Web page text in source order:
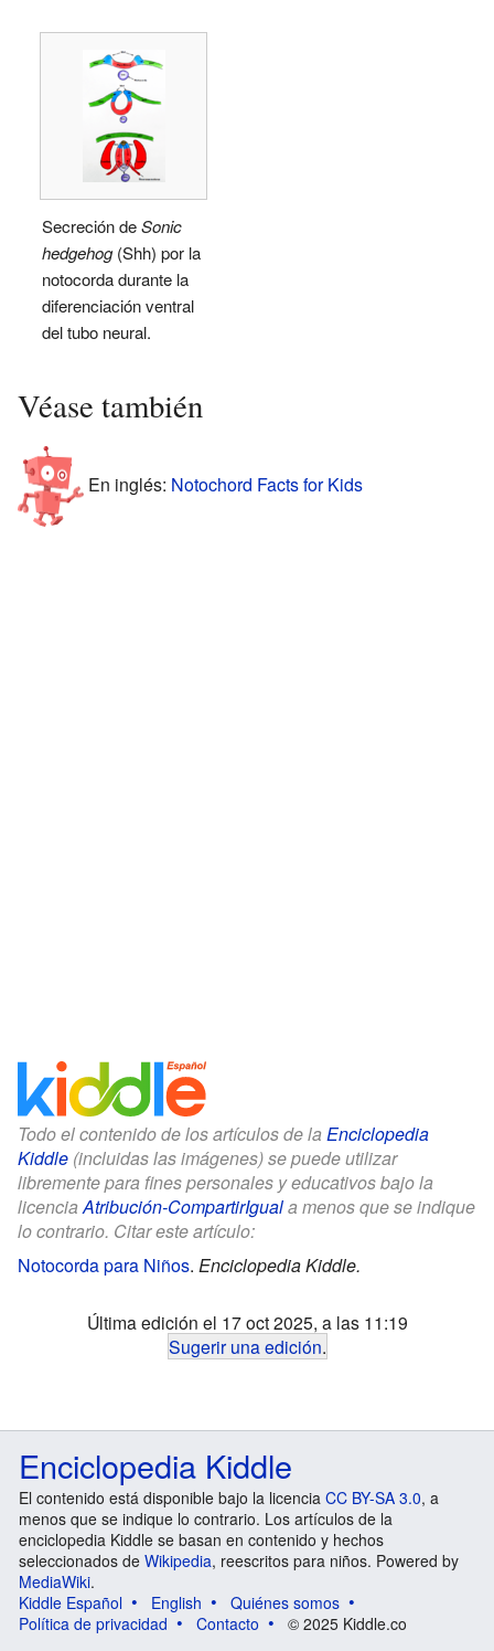
Secreción deSonic
hedgehog(Shh) por la
notocorda durante la
diferenciación ventral
del tubo neural.
Véase también
En inglés: Notochord Facts for Kids
Todo el contenido de los artículos de la Enciclopedia
Kiddle (incluidas las imágenes) se puede utilizar
libremente para fines personales y educativos bajo la
licenciaAtribución-CompartirIguala menos que se indique
lo contrario. Citar este artículo:
Notocorda para Niños. Enciclopedia Kiddle.
Última edición el 17 oct 2025, a las 11:19
Sugerir una edición.
Enciclopedia Kiddle
El contenido está disponible bajo la licencia CC BY-SA 3.0, a
menos que se indique lo contrario. Los artículos de la
enciclopedia Kiddle se basan en contenido y hechos
seleccionados de Wikipedia, reescritos para niños. Powered by
MediaWiki.
Kiddle Español
English
Quiénes somos
Política de privacidad
Contacto © 2025 Kiddle.co